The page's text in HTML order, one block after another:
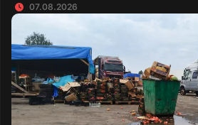
07.08.2026